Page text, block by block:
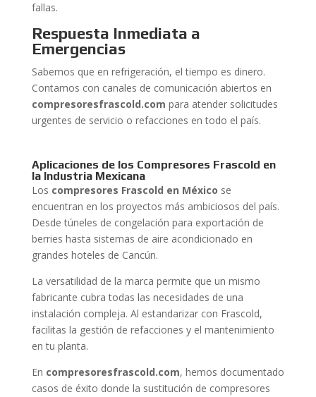
fallas.
Respuesta Inmediata a
Emergencias
Sabemos que en refrigeración, el tiempo es dinero.
Contamos con canales de comunicación abiertos en
compresoresfrascold.com para atender solicitudes
urgentes de servicio o refacciones en todo el país.
Aplicaciones de los Compresores Frascold en
la Industria Mexicana
Los compresores Frascold en México se
encuentran en los proyectos más ambiciosos del país.
Desde túneles de congelación para exportación de
berries hasta sistemas de aire acondicionado en
grandes hoteles de Cancún.
La versatilidad de la marca permite que un mismo
fabricante cubra todas las necesidades de una
instalación compleja. Al estandarizar con Frascold,
facilitas la gestión de refacciones y el mantenimiento
en tu planta.
En compresoresfrascold.com, hemos documentado
casos de éxito donde la sustitución de compresores